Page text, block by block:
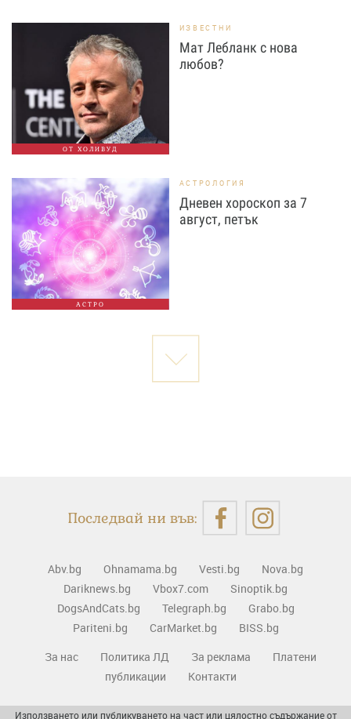
ОТ ХОЛИВУД
ИЗВЕСТНИ
Мат Лебланк с нова
любов?
АСТРО
АСТРОЛОГИЯ
Дневен хороскоп за 7
август, петък
Последвай ни във:
Abv.bg Ohnamama.bg Vesti.bg
Nova.bg
Dariknews.bg
Vbox7.com
Sinoptik.bg
DogsAndCats.bg
Telegraph.bg
Grabo.bg
Pariteni.bg
CarMarket.bg
BISS.bg
За нас
Политика ЛД За реклама
Платени
публикации
Контакти
Използването или публикуването на част или цялостно съдържание от